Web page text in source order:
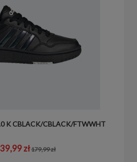
K CBLACK/CBLACK/FTWWHT
zł179,99 zł